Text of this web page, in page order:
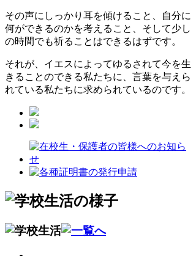
その声にしっかり耳を傾けること、自分に
何ができるのかを考えること、そして少し
の時間でも祈ることはできるはずです。
それが、イエスによってゆるされて今を生
きることのできる私たちに、言葉を与えら
れている私たちに求められているのです。